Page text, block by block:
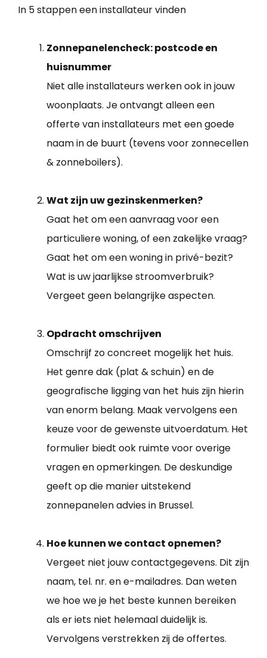
In 5 stappen een installateur vinden
Zonnepanelencheck: postcode en
huisnummer
Niet alle installateurs werken ook in jouw
woonplaats. Je ontvangt alleen een
offerte van installateurs met een goede
naam in de buurt (tevens voor zonnecellen
& zonneboilers).
Wat zijn uw gezinskenmerken?
Gaat het om een aanvraag voor een
particuliere woning, of een zakelijke vraag?
Gaat het om een woning in privé-bezit?
Wat is uw jaarlijkse stroomverbruik?
Vergeet geen belangrijke aspecten.
Opdracht omschrijven
Omschrijf zo concreet mogelijk het huis.
Het genre dak (plat & schuin) en de
geografische ligging van het huis zijn hierin
van enorm belang. Maak vervolgens een
keuze voor de gewenste uitvoerdatum. Het
formulier biedt ook ruimte voor overige
vragen en opmerkingen. De deskundige
geeft op die manier uitstekend
zonnepanelen advies in Brussel.
Hoe kunnen we contact opnemen?
Vergeet niet jouw contactgegevens. Dit zijn
naam, tel. nr. en e-mailadres. Dan weten
we hoe we je het beste kunnen bereiken
als er iets niet helemaal duidelijk is.
Vervolgens verstrekken zij de offertes.